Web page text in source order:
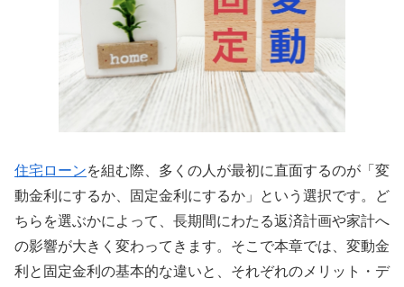
住宅ローンを組む際、多くの人が最初に直面するのが「変
動金利にするか、固定金利にするか」という選択です。ど
ちらを選ぶかによって、長期間にわたる返済計画や家計へ
の影響が大きく変わってきます。そこで本章では、変動金
利と固定金利の基本的な違いと、それぞれのメリット・デ